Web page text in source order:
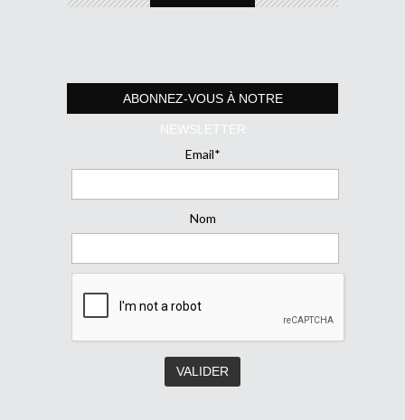
ABONNEZ-VOUS À NOTRE
NEWSLETTER
Email*
Nom